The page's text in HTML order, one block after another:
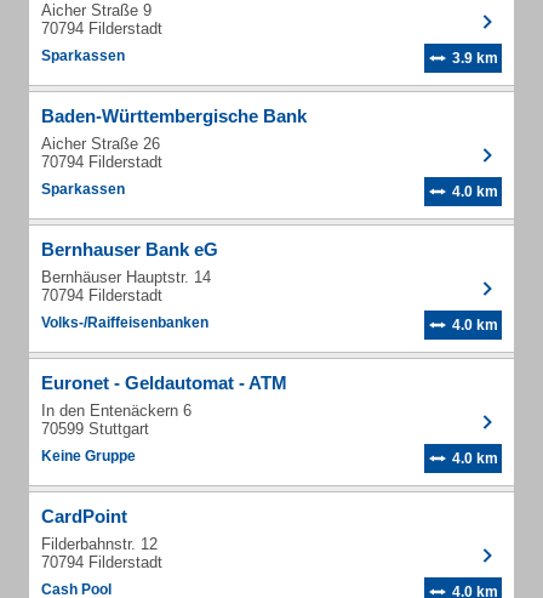
Aicher Straße 9
70794 Filderstadt
Sparkassen 3.9 km
Baden-Württembergische Bank
Aicher Straße 26
70794 Filderstadt
Sparkassen 4.0 km
Bernhauser Bank eG
Bernhäuser Hauptstr. 14
70794 Filderstadt
Volks-/Raiffeisenbanken 4.0 km
Euronet - Geldautomat - ATM
In den Entenäckern 6
70599 Stuttgart
Keine Gruppe 4.0 km
CardPoint
Filderbahnstr. 12
70794 Filderstadt
Cash Pool 4.0 km